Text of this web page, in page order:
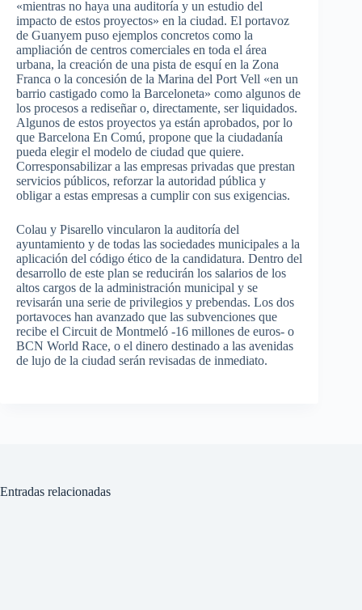
«mientras no haya una auditoría y un estudio del
impacto de estos proyectos» en la ciudad. El portavoz
de Guanyem puso ejemplos concretos como la
ampliación de centros comerciales en toda el área
urbana, la creación de una pista de esquí en la Zona
Franca o la concesión de la Marina del Port Vell «en un
barrio castigado como la Barceloneta» como algunos de
los procesos a rediseñar o, directamente, ser liquidados.
Algunos de estos proyectos ya están aprobados, por lo
que Barcelona En Comú, propone que la ciudadanía
pueda elegir el modelo de ciudad que quiere.
Corresponsabilizar a las empresas privadas que prestan
servicios públicos, reforzar la autoridad pública y
obligar a estas empresas a cumplir con sus exigencias.
Colau y Pisarello vincularon la auditoría del
ayuntamiento y de todas las sociedades municipales a la
aplicación del código ético de la candidatura. Dentro del
desarrollo de este plan se reducirán los salarios de los
altos cargos de la administración municipal y se
revisarán una serie de privilegios y prebendas. Los dos
portavoces han avanzado que las subvenciones que
recibe el Circuit de Montmeló -16 millones de euros- o
BCN World Race, o el dinero destinado a las avenidas
de lujo de la ciudad serán revisadas de inmediato.
Entradas relacionadas